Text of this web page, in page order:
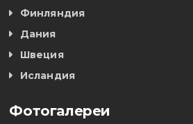
Финляндия
Дания
Швеция
Исландия
Фотогалереи